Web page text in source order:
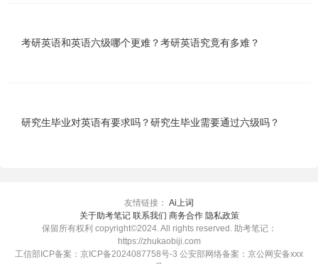
考研英语和英语六级哪个更难？考研英语究竟有多难？
研究生毕业对英语有要求吗？研究生毕业需要通过六级吗？
友情链接： Ai上词
关于助考笔记 联系我们 商务合作 隐私政策
保留所有权利 copyright©2024. All rights reserved. 助考笔记：
https://zhukaobiji.com
工信部ICP备案：京ICP备2024087758号-3 公安部网络备案：京公网安备xxx